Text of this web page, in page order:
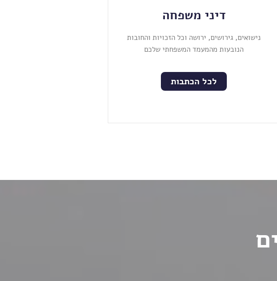
דיני משפחה
נישואים, גירושים, ירושה וכל הזכויות והחובות
הנובעות מהמעמד המשפחתי שלכם
לכל הכתבות